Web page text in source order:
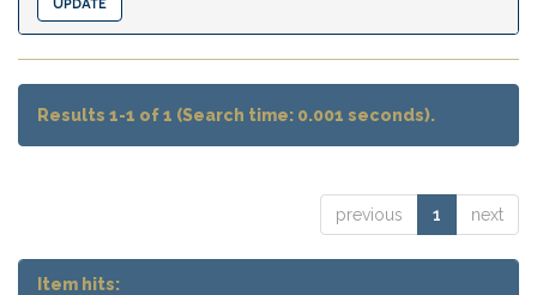
Results 1-1 of 1 (Search time: 0.001 seconds).
previous 1 next
Item hits: